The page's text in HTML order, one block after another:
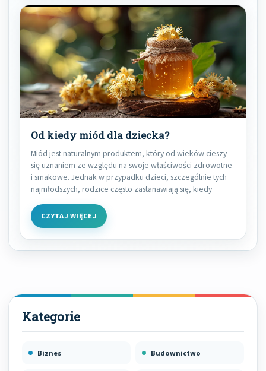
Od kiedy miód dla dziecka?
Miód jest naturalnym produktem, który od wieków cieszy
się uznaniem ze względu na swoje właściwości zdrowotne
i smakowe. Jednak w przypadku dzieci, szczególnie tych
najmłodszych, rodzice często zastanawiają się, kiedy
CZYTAJ WIĘCEJ
Biznes Budownictwo